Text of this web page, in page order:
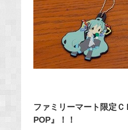
ファミリーマート限定Ｃ
POP』！！